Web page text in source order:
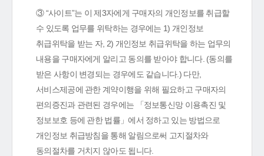
③ “사이트”는 이 제3자에게 구매자의 개인정보를 취급할
수 있도록 업무를 위탁하는 경우에는 1) 개인정보
취급위탁을 받는 자, 2) 개인정보 취급위탁을 하는 업무의
내용을 구매자에게 알리고 동의를 받아야 합니다. (동의를
받은 사항이 변경되는 경우에도 같습니다.) 다만,
서비스제공에 관한 계약이행을 위해 필요하고 구매자의
편의증진과 관련된 경우에는 「정보통신망 이용촉진 및
정보보호 등에 관한 법률」에서 정하고 있는 방법으로
개인정보 취급방침을 통해 알림으로써 고지절차와
동의절차를 거치지 않아도 됩니다.